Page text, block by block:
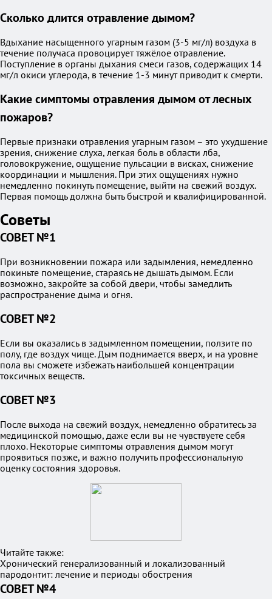
Сколько длится отравление дымом?
Вдыхание насыщенного угарным газом (3-5 мг/л) воздуха в
течение получаса провоцирует тяжёлое отравление.
Поступление в органы дыхания смеси газов, содержащих 14
мг/л окиси углерода, в течение 1-3 минут приводит к смерти.
Какие симптомы отравления дымом от лесных
пожаров?
Первые признаки отравления угарным газом – это ухудшение
зрения, снижение слуха, легкая боль в области лба,
головокружение, ощущение пульсации в висках, снижение
координации и мышления. При этих ощущениях нужно
немедленно покинуть помещение, выйти на свежий воздух.
Первая помощь должна быть быстрой и квалифицированной.
Советы
СОВЕТ №1
При возникновении пожара или задымления, немедленно
покиньте помещение, стараясь не дышать дымом. Если
возможно, закройте за собой двери, чтобы замедлить
распространение дыма и огня.
СОВЕТ №2
Если вы оказались в задымленном помещении, ползите по
полу, где воздух чище. Дым поднимается вверх, и на уровне
пола вы сможете избежать наибольшей концентрации
токсичных веществ.
СОВЕТ №3
После выхода на свежий воздух, немедленно обратитесь за
медицинской помощью, даже если вы не чувствуете себя
плохо. Некоторые симптомы отравления дымом могут
проявиться позже, и важно получить профессиональную
оценку состояния здоровья.
Читайте также:
Хронический генерализованный и локализованный
пародонтит: лечение и периоды обострения
СОВЕТ №4